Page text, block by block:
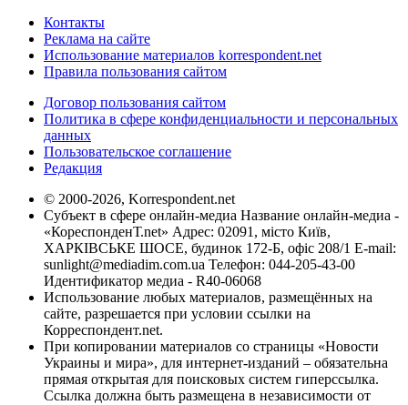
Контакты
Реклама на сайте
Использование материалов korrespondent.net
Правила пользования сайтом
Договор пользования сайтом
Политика в сфере конфиденциальности и персональных
данных
Пользовательское соглашение
Редакция
© 2000-2026, Korrespondent.net
Субъект в сфере онлайн-медиа Название онлайн-медиа -
«КореспонденТ.net» Адрес: 02091, місто Київ,
ХАРКІВСЬКЕ ШОСЕ, будинок 172-Б, офіс 208/1 E-mail:
sunlight@mediadim.com.ua Телефон: 044-205-43-00
Идентификатор медиа - R40-06068
Использование любых материалов, размещённых на
сайте, разрешается при условии ссылки на
Корреспондент.net.
При копировании материалов со страницы «Новости
Украины и мира», для интернет-изданий – обязательна
прямая открытая для поисковых систем гиперссылка.
Ссылка должна быть размещена в независимости от